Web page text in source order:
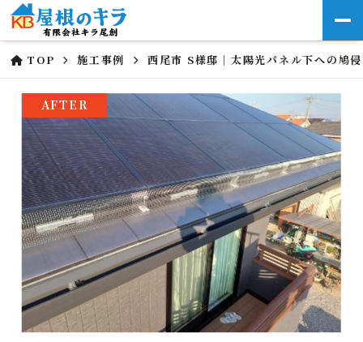
TOP 施工事例 西尾市 S様邸｜太陽光パネル下への鳩